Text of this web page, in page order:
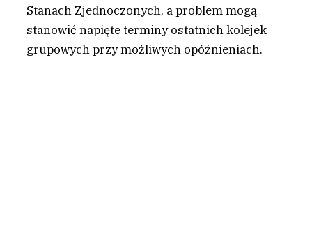
Stanach Zjednoczonych, a problem mogą
stanowić napięte terminy ostatnich kolejek
grupowych przy możliwych opóźnieniach.